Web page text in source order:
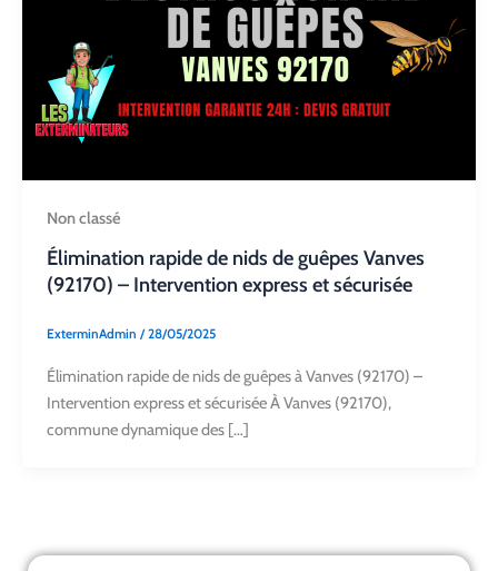
Non classé
Élimination rapide de nids de guêpes Vanves
(92170) – Intervention express et sécurisée
ExterminAdmin /28/05/2025
Élimination rapide de nids de guêpes à Vanves (92170) –
Intervention express et sécurisée À Vanves (92170),
commune dynamique des […]